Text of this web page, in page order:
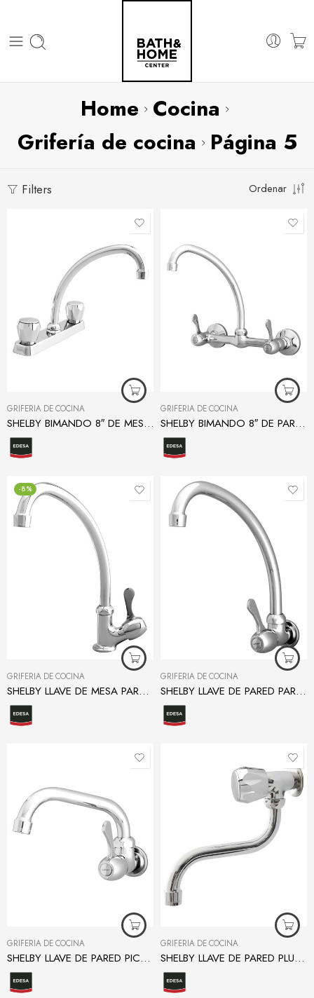
Home Cocina
Grifería de cocina Página 5
Filters Ordenar
GRIFERÍA DE COCINA
SHELBY BIMANDO 8″ DE MESA PARA COCINA
GRIFERÍA DE COCINA
SHELBY BIMANDO 8″ DE PARED PARA COCINA
-8%
GRIFERÍA DE COCINA
SHELBY LLAVE DE MESA PARA COCINA
GRIFERÍA DE COCINA
SHELBY LLAVE DE PARED PARA COCINA
GRIFERÍA DE COCINA
SHELBY LLAVE DE PARED PICO ALTO PARA COCINA
GRIFERÍA DE COCINA
SHELBY LLAVE DE PARED PLUS PARA COCINA